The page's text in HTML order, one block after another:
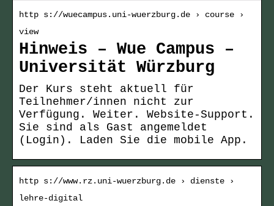
http s://wuecampus.uni-wuerzburg.de › course ›
view
Hinweis – Wue Campus –
Universität Würzburg
Der Kurs steht aktuell für
Teilnehmer/innen nicht zur
Verfügung. Weiter. Website-Support.
Sie sind als Gast angemeldet
(Login). Laden Sie die mobile App.
http s://www.rz.uni-wuerzburg.de › dienste ›
lehre-digital